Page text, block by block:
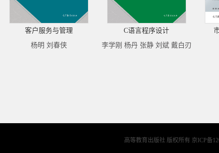
客户服务与管理
杨明 刘春侠
C语言程序设计
李学刚 杨丹 张静 刘斌 戴白刃
高等教育出版社 版权所有 京ICP备